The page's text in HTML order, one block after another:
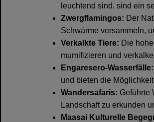
leuchtend sind, sind ein
Zwergflamingos: Der
Schwärme versammeln,
Verkalkte Tiere: Die
mumifizieren und
Engaresero-Wasserfälle:
und bieten die
Wandersafaris: Geführte
Landschaft zu erkunden
Maasai Kulturelle